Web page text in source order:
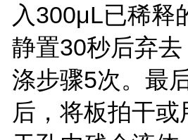
入 300μL已稀释
静置30秒后弃
涤步骤5次。最
后，将板拍干或